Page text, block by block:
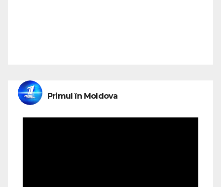
Primul în Moldova